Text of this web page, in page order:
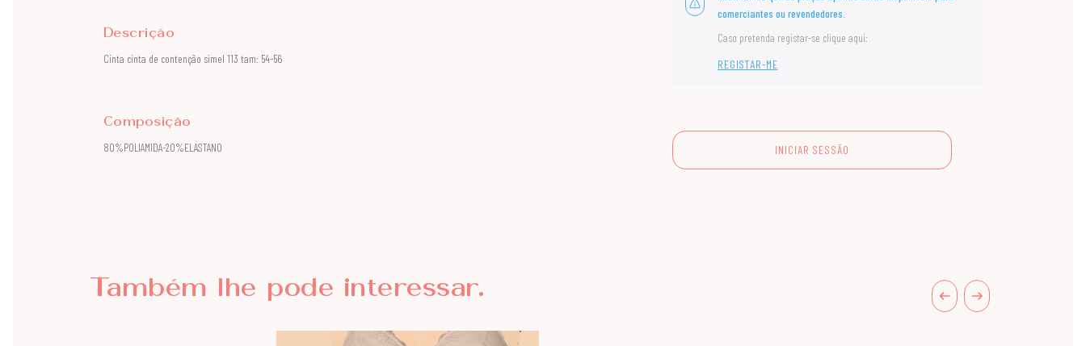
Descrição
Cinta cinta de contenção simel 113 tam: 54-56
Composição
80%POLIAMIDA-20%ELASTANO
comerciantes ou revendedores.
Caso pretenda registar-se clique aqui:
REGISTAR-ME
INICIAR SESSÃO
Também lhe pode interessar.